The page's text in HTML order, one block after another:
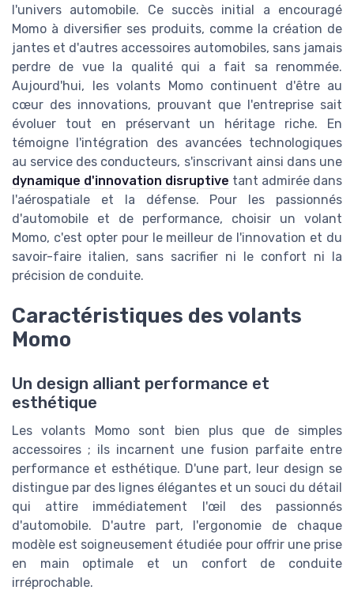
l'univers automobile. Ce succès initial a encouragé
Momo à diversifier ses produits, comme la création de
jantes et d'autres accessoires automobiles, sans jamais
perdre de vue la qualité qui a fait sa renommée.
Aujourd'hui, les volants Momo continuent d'être au
cœur des innovations, prouvant que l'entreprise sait
évoluer tout en préservant un héritage riche. En
témoigne l'intégration des avancées technologiques
au service des conducteurs, s'inscrivant ainsi dans une
dynamique d'innovation disruptive tant admirée dans
l'aérospatiale et la défense. Pour les passionnés
d'automobile et de performance, choisir un volant
Momo, c'est opter pour le meilleur de l'innovation et du
savoir-faire italien, sans sacrifier ni le confort ni la
précision de conduite.
Caractéristiques des volants
Momo
Un design alliant performance et
esthétique
Les volants Momo sont bien plus que de simples
accessoires ; ils incarnent une fusion parfaite entre
performance et esthétique. D'une part, leur design se
distingue par des lignes élégantes et un souci du détail
qui attire immédiatement l'œil des passionnés
d'automobile. D'autre part, l'ergonomie de chaque
modèle est soigneusement étudiée pour offrir une prise
en main optimale et un confort de conduite
irréprochable.